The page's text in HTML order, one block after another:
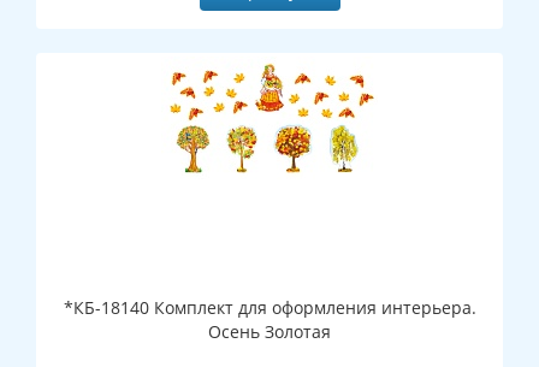
*КБ-18140 Комплект для оформления интерьера.
Осень Золотая